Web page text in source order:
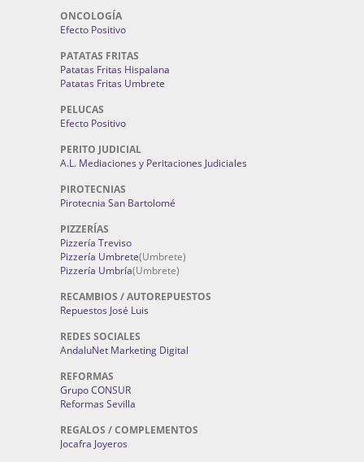
ONCOLOGÍA
Efecto Positivo
PATATAS FRITAS
Patatas Fritas Hispalana
Patatas Fritas Umbrete
PELUCAS
Efecto Positivo
PERITO JUDICIAL
A.L. Mediaciones y Peritaciones Judiciales
PIROTECNIAS
Pirotecnia San Bartolomé
PIZZERÍAS
Pizzería Treviso
Pizzería Umbrete(Umbrete)
Pizzería Umbría(Umbrete)
RECAMBIOS / AUTOREPUESTOS
Repuestos José Luis
REDES SOCIALES
AndaluNet Marketing Digital
REFORMAS
Grupo CONSUR
Reformas Sevilla
REGALOS / COMPLEMENTOS
Jocafra Joyeros